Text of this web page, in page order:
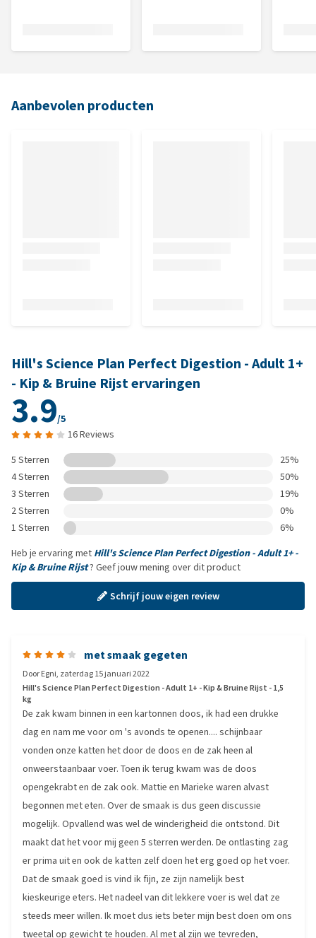
Aanbevolen producten
Hill's Science Plan Perfect Digestion - Adult 1+
- Kip & Bruine Rijst ervaringen
3.9/5
16 Reviews
5 Sterren
25%
4 Sterren
50%
3 Sterren
19%
2 Sterren
0%
1 Sterren
6%
Heb je ervaring met Hill's Science Plan Perfect Digestion - Adult 1+ -
Kip & Bruine Rijst? Geef jouw mening over dit product
Schrijf jouw eigen review
met smaak gegeten
DoorEgni, zaterdag 15 januari 2022
Hill's Science Plan Perfect Digestion - Adult 1+ - Kip & Bruine Rijst - 1,5
kg
De zak kwam binnen in een kartonnen doos, ik had een drukke
dag en nam me voor om 's avonds te openen.... schijnbaar
vonden onze katten het door de doos en de zak heen al
onweerstaanbaar voer. Toen ik terug kwam was de doos
opengekrabt en de zak ook. Mattie en Marieke waren alvast
begonnen met eten. Over de smaak is dus geen discussie
mogelijk. Opvallend was wel de winderigheid die ontstond. Dit
maakt dat het voor mij geen 5 sterren werden. De ontlasting zag
er prima uit en ook de katten zelf doen het erg goed op het voer.
Dat de smaak goed is vind ik fijn, ze zijn namelijk best
kieskeurige eters. Het nadeel van dit lekkere voer is wel dat ze
steeds meer willen. Ik moet dus iets beter mijn best doen om ons
tweetal op gewicht te houden. Al met al zijn we tevreden,